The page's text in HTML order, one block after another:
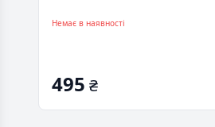
Немає в наявності
495 ₴